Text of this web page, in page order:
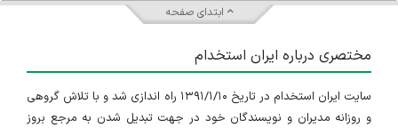
ابتدای صفحه
مختصری درباره ایران استخدام
سایت ایران استخدام در تاریخ ۱۳۹۱/۱/۱۰ راه اندازی شد و با تلاش گروهی
و روزانه مدیران و نویسندگان خود در جهت تبدیل شدن به مرجع بروز